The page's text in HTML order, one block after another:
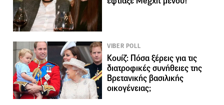
VIBER POLL
Κουίζ: Πόσα ξέρεις για τις
διατροφικές συνήθειες της
Βρετανικής βασιλικής
οικογένειας;